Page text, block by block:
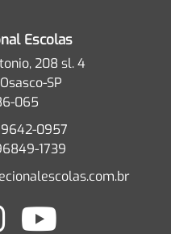
Escolas
208 sl. 4
SP
065
0957
1739